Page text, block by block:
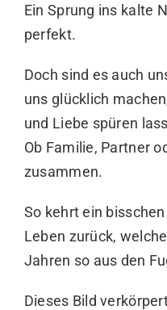
Ein Sprung ins kalte
perfekt.
Doch sind es auch
uns glücklich
und Liebe spüren
Ob Familie, Partner
zusammen.
So kehrt ein
Leben zurück,
Jahren so aus den
Dieses Bild